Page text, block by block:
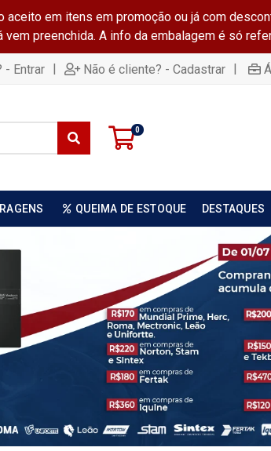
aceito em itens em promoção ou já com
preenchida. A info da embalagem é só
- Entrar | Não é cliente? - Cadastrar |
0
QUEIMA DE ESTOQUE DESTAQUES